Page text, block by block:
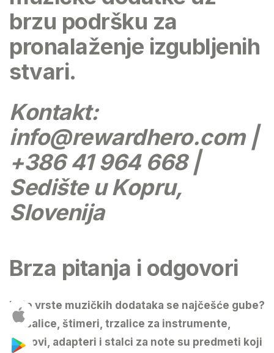
brzu podršku za
pronalaženje izgubljenih
stvari.
Kontakt:
info@rewardhero.com|
+386 41 964 668 |
Sedište u Kopru,
Slovenija
Brza pitanja i odgovori
Koje vrste muzičkih dodataka se najčešće gube?
Slušalice, štimeri, trzalice za instrumente,
kablovi, adapteri i stalci za note su predmeti koji